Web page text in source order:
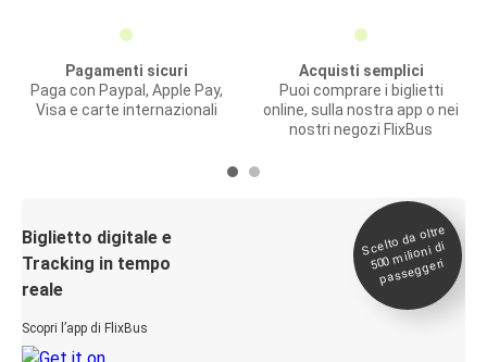
Pagamenti sicuri
Paga con Paypal, Apple Pay,
Visa e carte internazionali
Acquisti semplici
Puoi comprare i biglietti
online, sulla nostra app o nei
nostri negozi FlixBus
Biglietto digitale e
Tracking in tempo
reale
Scopri l’app di FlixBus
Scelto da oltre
500
milioni di
passeggeri